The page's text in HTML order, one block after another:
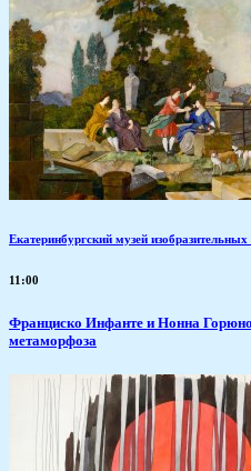
Екатеринбургский музей изобразительных
11:00
Франциско Инфанте и Нонна
метаморфоза